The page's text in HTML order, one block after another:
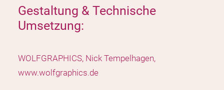
Gestaltung & Technische
Umsetzung:
WOLFGRAPHICS, Nick Tempelhagen,
www.wolfgraphics.de